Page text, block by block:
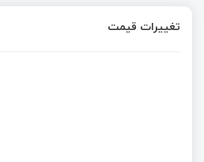
تغییرات قیمت